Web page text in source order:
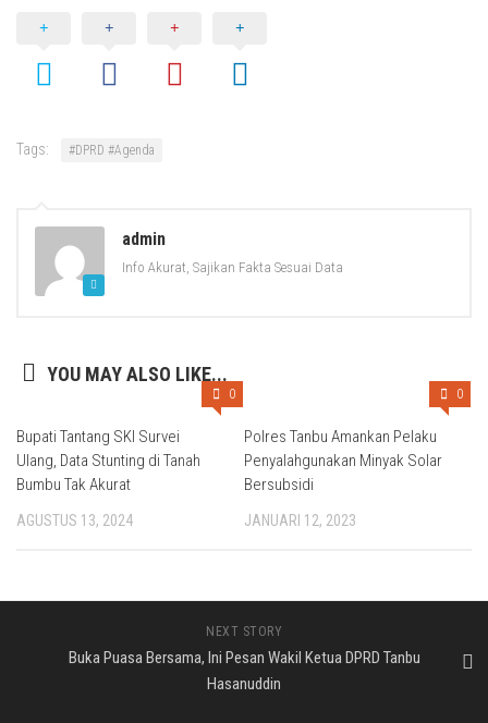
Tags: #DPRD #Agenda
admin
Info Akurat, Sajikan Fakta Sesuai Data
YOU MAY ALSO LIKE...
0
Bupati Tantang SKI Survei
Ulang, Data Stunting di Tanah
Bumbu Tak Akurat
AGUSTUS 13, 2024
0
Polres Tanbu Amankan Pelaku
Penyalahgunakan Minyak Solar
Bersubsidi
JANUARI 12, 2023
NEXT STORY
Buka Puasa Bersama, Ini Pesan Wakil Ketua DPRD Tanbu
Hasanuddin